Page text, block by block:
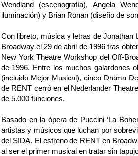
Wendland (escenografía), Angela
iluminación) y Brian Ronan (diseño de
Con libreto, música y letras de Jonathan
Broadway el 29 de abril de 1996 tras
New York Theatre Workshop del Off-
de 1996. Entre los muchos galardones
(incluido Mejor Musical), cinco Drama
de RENT cerró en el Nederlander
de 5.000 funciones.
Basado en la ópera de Puccini ‘La
artistas y músicos que luchan por
del SIDA. El estreno de RENT en
al ser el primer musical en tratar sin